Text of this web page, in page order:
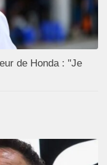
de Honda : "Je